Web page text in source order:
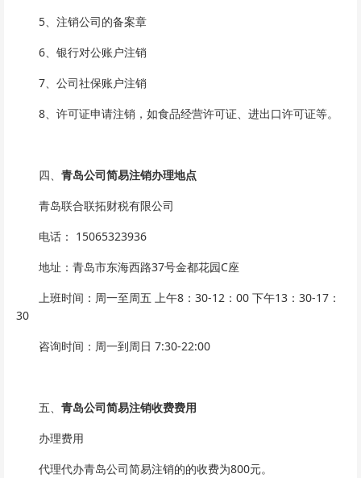
5、注销公司的备案章
6、银行对公账户注销
7、公司社保账户注销
8、许可证申请注销，如食品经营许可证、进出口许可证等。
四、 青岛公司简易注销办理地点
青岛联合联拓财税有限公司
电话： 15065323936
地址：青岛市东海西路37号金都花园C座
上班时间：周一至周五 上午8：30-12：00 下午13：30-17：
30
咨询时间：周一到周日 7:30-22:00
五、 青岛公司简易注销收费费用
办理费用
代理代办青岛公司简易注销的的收费为800元。